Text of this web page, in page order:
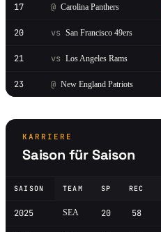
17 @ Carolina Panthers
20 vs San Francisco 49ers
21 vs Los Angeles Rams
23 @ New England Patriots
KARRIERE
Saison für Saison
SAISON TEAM SP REC
2025 SEA 20 58